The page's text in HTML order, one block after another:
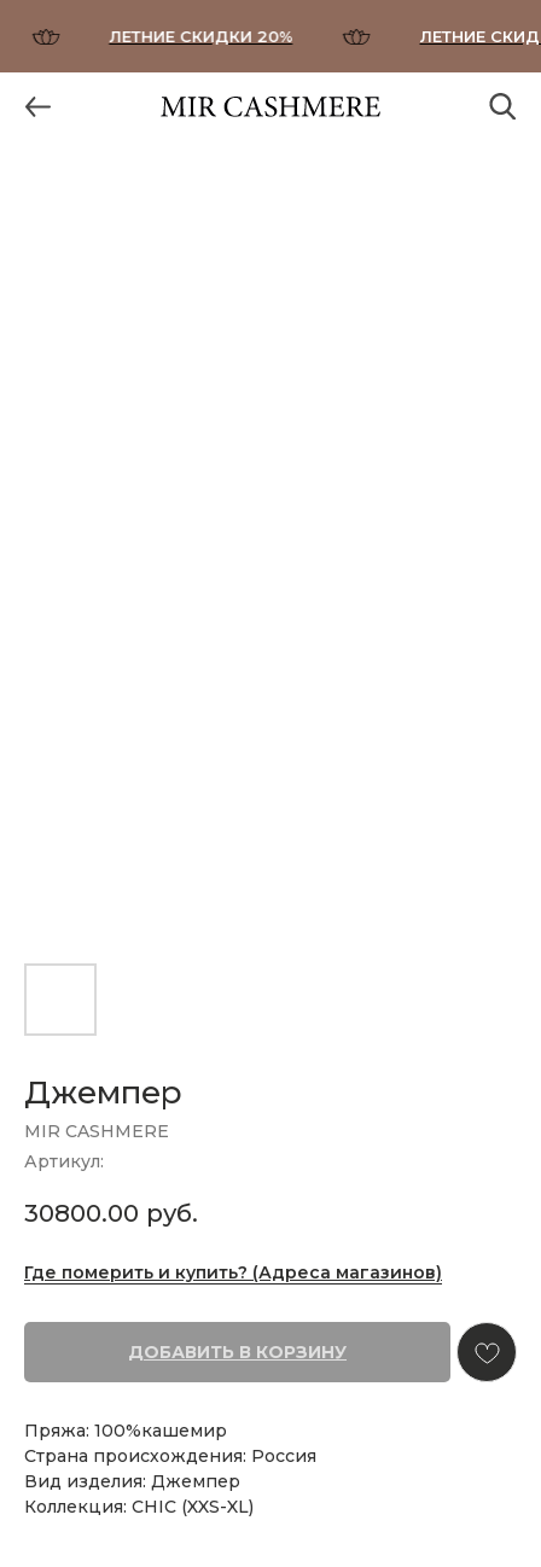
ЛЕТНИЕ СКИДКИ 20% ЛЕТНИЕ
Джемпер
MIR CASHMERE
Артикул:
30800.00 руб.
Где померить и купить? (Адреса магазинов)
ДОБАВИТЬ В КОРЗИНУ
Пряжа: 100%кашемир
Страна происхождения: Россия
Вид изделия: Джемпер
Коллекция: CHIC (XXS-XL)